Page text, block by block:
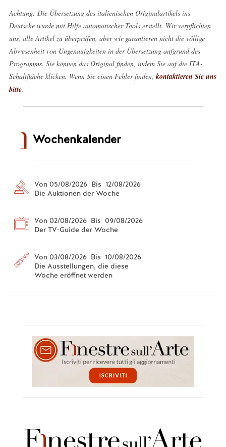
Achtung: Die Übersetzung des italienischen Originalartikels ins
Deutsche wurde mit Hilfe automatischer Tools erstellt. Wir verpflichten
uns, alle Artikel zu überprüfen, aber wir garantieren nicht die völlige
Abwesenheit von Ungenauigkeiten in der Übersetzung aufgrund des
Programms. Sie können das Original finden, indem Sie auf die ITA-
Schaltfläche klicken. Wenn Sie einen Fehler finden,kontaktieren Sie uns
bitte.
Wochenkalender
Von 05/08/2026 Bis 12/08/2026
Die Auktionen der Woche
Von 02/08/2026 Bis 09/08/2026
Der TV-Guide der Woche
Von 03/08/2026 Bis 10/08/2026
Die Ausstellungen, die diese
Woche eröffnet werden